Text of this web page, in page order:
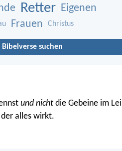
Retter Eigenen
Frauen Christus
Bibelverse suchen
und nicht die Gebeine im
alles wirkt.